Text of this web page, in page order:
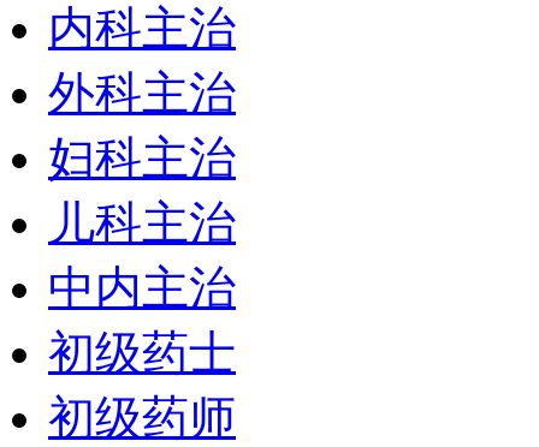
内科主治
外科主治
妇科主治
儿科主治
中内主治
初级药士
初级药师